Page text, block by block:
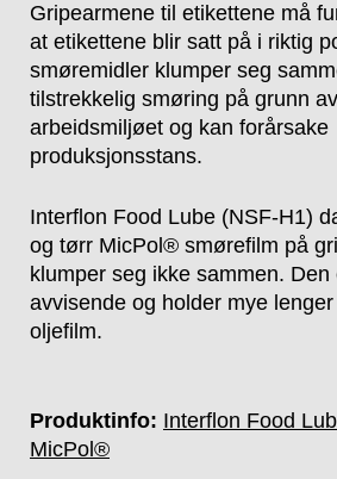
Gripearmene til etikettene må
at etikettene blir satt på i riktig
smøremidler klumper seg
tilstrekkelig smøring på grunn
arbeidsmiljøet og kan forårsake
produksjonsstans.
Interflon Food Lube (NSF-H1)
og tørr MicPol® smørefilm på
klumper seg ikke sammen. Den
avvisende og holder mye
oljefilm.
Produktinfo: Interflon Food
MicPol®